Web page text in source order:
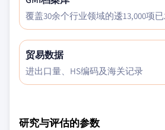
覆盖30余个行业领域的逶13,000项
贸易数据
进出口量、HS编码及海关记录
研究与评估的参数